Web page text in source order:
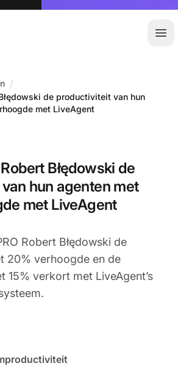
/
de productiviteit van hun
met LiveAgent
Błędowski de
hun agenten met
met LiveAgent
Robert Błędowski de
20% verhoogde en de
15% verkort met LiveAgent’s